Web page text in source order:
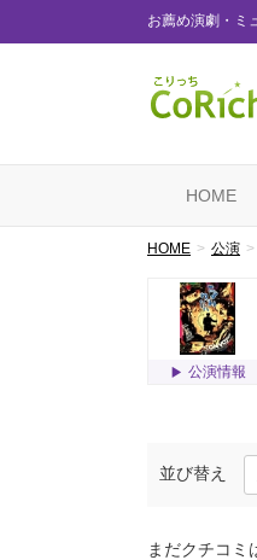
お薦め演劇・ミ
HOME
HOME 公演
公演情報
並び替え
まだクチコミ